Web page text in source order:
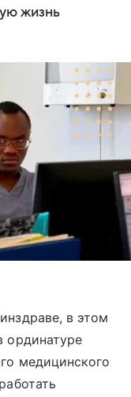
жизнь
в этом
ординатуре
медицинского